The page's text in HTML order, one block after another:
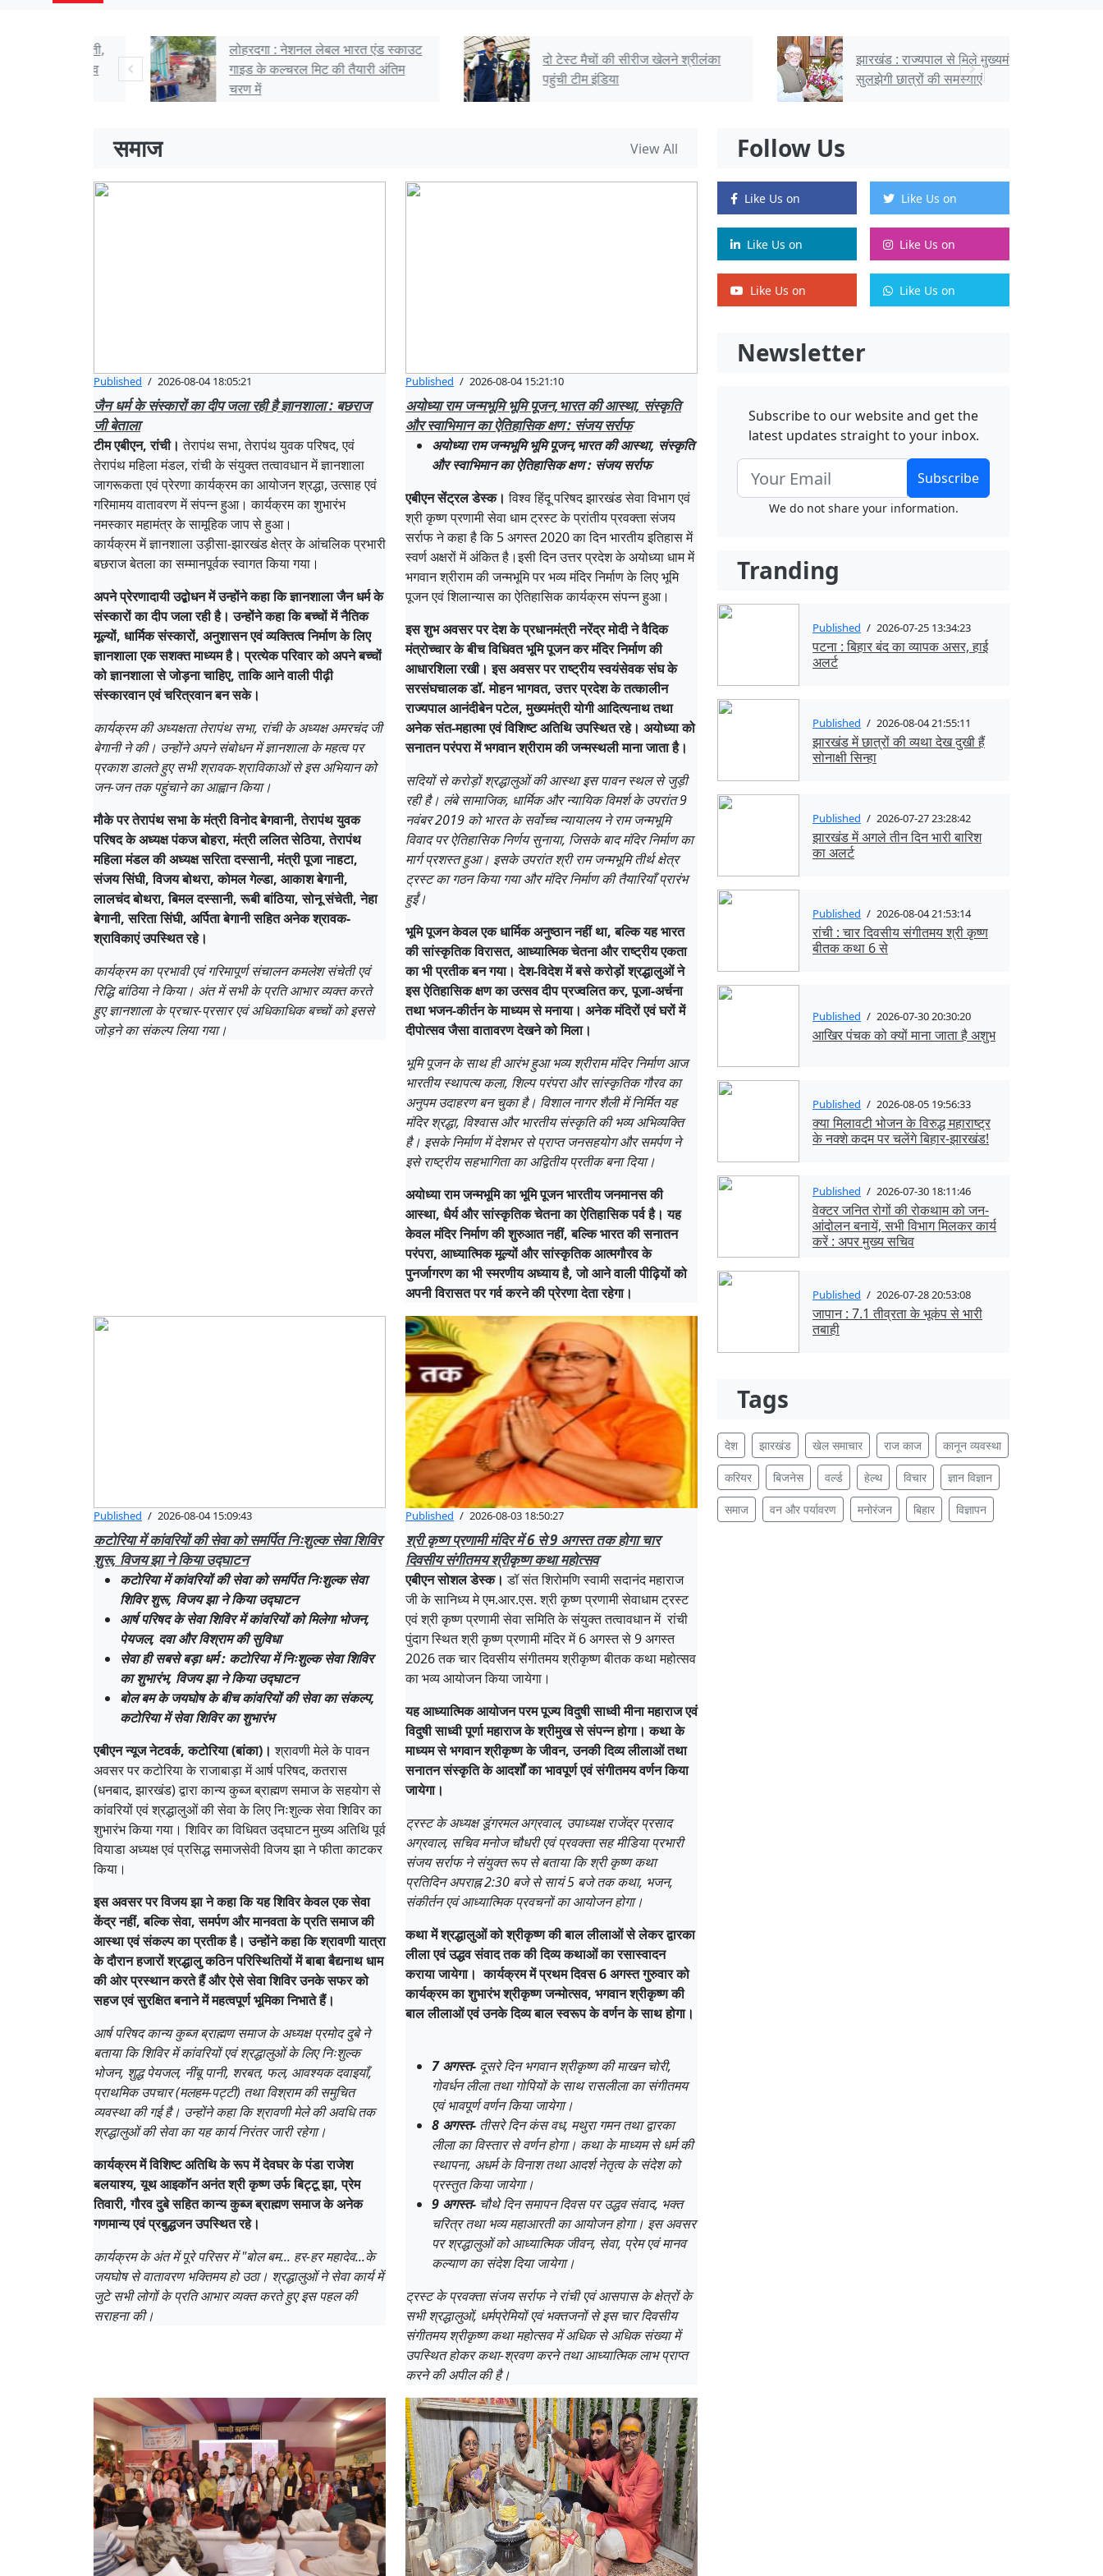
लोहरदगा : नेशनल लेबल भारत एंड स्काउट
गाइड के कल्चरल मिट की तैयारी अंतिम
चरण में
दो टेस्ट मैचों की सीरीज खेलने श्रीलंका
पहुंची टीम इंडिया
झारखंड : राज्यपाल से मिले मुख्यमंत्री, क्या
सुलझेगी छात्रों की समस्याएं
समाज View All
Published / 2026-08-04 18:05:21
जैन धर्म के संस्कारों का दीप जला रही है ज्ञानशाला : बछराज
जी बेताला
टीम एबीएन, रांची।तेरापंथ सभा, तेरापंथ युवक परिषद, एवं
तेरापंथ महिला मंडल, रांची के संयुक्त तत्वावधान में ज्ञानशाला
जागरूकता एवं प्रेरणा कार्यक्रम का आयोजन श्रद्धा, उत्साह एवं
गरिमामय वातावरण में संपन्न हुआ। कार्यक्रम का शुभारंभ
नमस्कार महामंत्र के सामूहिक जाप से हुआ।
कार्यक्रम में ज्ञानशाला उड़ीसा-झारखंड क्षेत्र के आंचलिक प्रभारी
बछराज बेतला का सम्मानपूर्वक स्वागत किया गया।
अपने प्रेरणादायी उद्बोधन में उन्होंने कहा कि ज्ञानशाला जैन धर्म के
संस्कारों का दीप जला रही है। उन्होंने कहा कि बच्चों में नैतिक
मूल्यों, धार्मिक संस्कारों, अनुशासन एवं व्यक्तित्व निर्माण के लिए
ज्ञानशाला एक सशक्त माध्यम है। प्रत्येक परिवार को अपने बच्चों
को ज्ञानशाला से जोड़ना चाहिए, ताकि आने वाली पीढ़ी
संस्कारवान एवं चरित्रवान बन सके।
कार्यक्रम की अध्यक्षता तेरापंथ सभा, रांची के अध्यक्ष अमरचंद जी
बेगानी ने की। उन्होंने अपने संबोधन में ज्ञानशाला के महत्व पर
प्रकाश डालते हुए सभी श्रावक-श्राविकाओं से इस अभियान को
जन-जन तक पहुंचाने का आह्वान किया।
मौके पर तेरापंथ सभा के मंत्री विनोद बेगवानी, तेरापंथ युवक
परिषद के अध्यक्ष पंकज बोहरा, मंत्री ललित सेठिया, तेरापंथ
महिला मंडल की अध्यक्ष सरिता दस्सानी, मंत्री पूजा नाहटा,
संजय सिंघी, विजय बोथरा, कोमल गेल्डा, आकाश बेगानी,
लालचंद बोथरा, बिमल दस्सानी, रूबी बांठिया, सोनू संचेती, नेहा
बेगानी, सरिता सिंघी, अर्पिता बेगानी सहित अनेक श्रावक-
श्राविकाएं उपस्थित रहे।
कार्यक्रम का प्रभावी एवं गरिमापूर्ण संचालन कमलेश संचेती एवं
रिद्धि बांठिया ने किया। अंत में सभी के प्रति आभार व्यक्त करते
हुए ज्ञानशाला के प्रचार-प्रसार एवं अधिकाधिक बच्चों को इससे
जोड़ने का संकल्प लिया गया।
Published / 2026-08-04 15:21:10
अयोध्या राम जन्मभूमि भूमि पूजन,भारत की आस्था, संस्कृति
और स्वाभिमान का ऐतिहासिक क्षण : संजय सर्राफ
अयोध्या राम जन्मभूमि भूमि पूजन,भारत की आस्था, संस्कृति
और स्वाभिमान का ऐतिहासिक क्षण : संजय सर्राफ
एबीएन सेंट्रल डेस्क।विश्व हिंदू परिषद झारखंड सेवा विभाग एवं
श्री कृष्ण प्रणामी सेवा धाम ट्रस्ट के प्रांतीय प्रवक्ता संजय
सर्राफ ने कहा है कि 5 अगस्त 2020 का दिन भारतीय इतिहास में
स्वर्ण अक्षरों में अंकित है।इसी दिन उत्तर प्रदेश के अयोध्या धाम में
भगवान श्रीराम की जन्मभूमि पर भव्य मंदिर निर्माण के लिए भूमि
पूजन एवं शिलान्यास का ऐतिहासिक कार्यक्रम संपन्न हुआ।
इस शुभ अवसर पर देश के प्रधानमंत्री नरेंद्र मोदी ने वैदिक
मंत्रोच्चार के बीच विधिवत भूमि पूजन कर मंदिर निर्माण की
आधारशिला रखी। इस अवसर पर राष्ट्रीय स्वयंसेवक संघ के
सरसंघचालक डॉ. मोहन भागवत, उत्तर प्रदेश के तत्कालीन
राज्यपाल आनंदीबेन पटेल, मुख्यमंत्री योगी आदित्यनाथ तथा
अनेक संत-महात्मा एवं विशिष्ट अतिथि उपस्थित रहे। अयोध्या को
सनातन परंपरा में भगवान श्रीराम की जन्मस्थली माना जाता है।
सदियों से करोड़ों श्रद्धालुओं की आस्था इस पावन स्थल से जुड़ी
रही है। लंबे सामाजिक, धार्मिक और न्यायिक विमर्श के उपरांत 9
नवंबर 2019 को भारत के सर्वोच्च न्यायालय ने राम जन्मभूमि
विवाद पर ऐतिहासिक निर्णय सुनाया, जिसके बाद मंदिर निर्माण का
मार्ग प्रशस्त हुआ। इसके उपरांत श्री राम जन्मभूमि तीर्थ क्षेत्र
ट्रस्ट का गठन किया गया और मंदिर निर्माण की तैयारियाँ प्रारंभ
हुईं।
भूमि पूजन केवल एक धार्मिक अनुष्ठान नहीं था, बल्कि यह भारत
की सांस्कृतिक विरासत, आध्यात्मिक चेतना और राष्ट्रीय एकता
का भी प्रतीक बन गया। देश-विदेश में बसे करोड़ों श्रद्धालुओं ने
इस ऐतिहासिक क्षण का उत्सव दीप प्रज्वलित कर, पूजा-अर्चना
तथा भजन-कीर्तन के माध्यम से मनाया। अनेक मंदिरों एवं घरों में
दीपोत्सव जैसा वातावरण देखने को मिला।
भूमि पूजन के साथ ही आरंभ हुआ भव्य श्रीराम मंदिर निर्माण आज
भारतीय स्थापत्य कला, शिल्प परंपरा और सांस्कृतिक गौरव का
अनुपम उदाहरण बन चुका है। विशाल नागर शैली में निर्मित यह
मंदिर श्रद्धा, विश्वास और भारतीय संस्कृति की भव्य अभिव्यक्ति
है। इसके निर्माण में देशभर से प्राप्त जनसहयोग और समर्पण ने
इसे राष्ट्रीय सहभागिता का अद्वितीय प्रतीक बना दिया।
अयोध्या राम जन्मभूमि का भूमि पूजन भारतीय जनमानस की
आस्था, धैर्य और सांस्कृतिक चेतना का ऐतिहासिक पर्व है। यह
केवल मंदिर निर्माण की शुरुआत नहीं, बल्कि भारत की सनातन
परंपरा, आध्यात्मिक मूल्यों और सांस्कृतिक आत्मगौरव के
पुनर्जागरण का भी स्मरणीय अध्याय है, जो आने वाली पीढ़ियों को
अपनी विरासत पर गर्व करने की प्रेरणा देता रहेगा।
Published / 2026-08-04 15:09:43
कटोरिया में कांवरियों की सेवा को समर्पित निःशुल्क सेवा शिविर
शुरू, विजय झा ने किया उद्घाटन
कटोरिया में कांवरियों की सेवा को समर्पित निःशुल्क सेवा
शिविर शुरू, विजय झा ने किया उद्घाटन
आर्ष परिषद के सेवा शिविर में कांवरियों को मिलेगा भोजन,
पेयजल, दवा और विश्राम की सुविधा
सेवा ही सबसे बड़ा धर्म : कटोरिया में निःशुल्क सेवा शिविर
का शुभारंभ, विजय झा ने किया उद्घाटन
बोल बम के जयघोष के बीच कांवरियों की सेवा का संकल्प,
कटोरिया में सेवा शिविर का शुभारंभ
एबीएन न्यूज नेटवर्क, कटोरिया (बांका)। श्रावणी मेले के पावन
अवसर पर कटोरिया के राजाबाड़ा में आर्ष परिषद, कतरास
(धनबाद, झारखंड) द्वारा कान्य कुब्ज ब्राह्मण समाज के सहयोग से
कांवरियों एवं श्रद्धालुओं की सेवा के लिए निःशुल्क सेवा शिविर का
शुभारंभ किया गया। शिविर का विधिवत उद्घाटन मुख्य अतिथि पूर्व
वियाडा अध्यक्ष एवं प्रसिद्ध समाजसेवी विजय झा ने फीता काटकर
किया।
इस अवसर पर विजय झा ने कहा कि यह शिविर केवल एक सेवा
केंद्र नहीं, बल्कि सेवा, समर्पण और मानवता के प्रति समाज की
आस्था एवं संकल्प का प्रतीक है। उन्होंने कहा कि श्रावणी यात्रा
के दौरान हजारों श्रद्धालु कठिन परिस्थितियों में बाबा बैद्यनाथ धाम
की ओर प्रस्थान करते हैं और ऐसे सेवा शिविर उनके सफर को
सहज एवं सुरक्षित बनाने में महत्वपूर्ण भूमिका निभाते हैं।
आर्ष परिषद कान्य कुब्ज ब्राह्मण समाज के अध्यक्ष प्रमोद दुबे ने
बताया कि शिविर में कांवरियों एवं श्रद्धालुओं के लिए निःशुल्क
भोजन, शुद्ध पेयजल, नींबू पानी, शरबत, फल, आवश्यक दवाइयाँ,
प्राथमिक उपचार (मलहम-पट्टी) तथा विश्राम की समुचित
व्यवस्था की गई है। उन्होंने कहा कि श्रावणी मेले की अवधि तक
श्रद्धालुओं की सेवा का यह कार्य निरंतर जारी रहेगा।
कार्यक्रम में विशिष्ट अतिथि के रूप में देवघर के पंडा राजेश
बलयाश्य, यूथ आइकॉन अनंत श्री कृष्ण उर्फ बिट्टू झा, प्रेम
तिवारी, गौरव दुबे सहित कान्य कुब्ज ब्राह्मण समाज के अनेक
गणमान्य एवं प्रबुद्धजन उपस्थित रहे।
कार्यक्रम के अंत में पूरे परिसर में "बोल बम... हर-हर महादेव...के
जयघोष से वातावरण भक्तिमय हो उठा। श्रद्धालुओं ने सेवा कार्य में
जुटे सभी लोगों के प्रति आभार व्यक्त करते हुए इस पहल की
सराहना की।
Published / 2026-08-03 18:50:27
श्री कृष्ण प्रणामी मंदिर में 6 से 9 अगस्त तक होगा चार
दिवसीय संगीतमय श्रीकृष्ण कथा महोत्सव
एबीएन सोशल डेस्क। डॉ संत शिरोमणि स्वामी सदानंद महाराज
जी के सानिध्य मे एम.आर.एस. श्री कृष्ण प्रणामी सेवाधाम ट्रस्ट
एवं श्री कृष्ण प्रणामी सेवा समिति के संयुक्त तत्वावधान में रांची
पुंदाग स्थित श्री कृष्ण प्रणामी मंदिर में 6 अगस्त से 9 अगस्त
2026 तक चार दिवसीय संगीतमय श्रीकृष्ण बीतक कथा महोत्सव
का भव्य आयोजन किया जायेगा।
यह आध्यात्मिक आयोजन परम पूज्य विदुषी साध्वी मीना महाराज एवं
विदुषी साध्वी पूर्णा महाराज के श्रीमुख से संपन्न होगा। कथा के
माध्यम से भगवान श्रीकृष्ण के जीवन, उनकी दिव्य लीलाओं तथा
सनातन संस्कृति के आदर्शों का भावपूर्ण एवं संगीतमय वर्णन किया
जायेगा।
ट्रस्ट के अध्यक्ष डूंगरमल अग्रवाल, उपाध्यक्ष राजेंद्र प्रसाद
अग्रवाल, सचिव मनोज चौधरी एवं प्रवक्ता सह मीडिया प्रभारी
संजय सर्राफ ने संयुक्त रूप से बताया कि श्री कृष्ण कथा
प्रतिदिन अपराह्न 2:30 बजे से सायं 5 बजे तक कथा, भजन,
संकीर्तन एवं आध्यात्मिक प्रवचनों का आयोजन होगा।
कथा में श्रद्धालुओं को श्रीकृष्ण की बाल लीलाओं से लेकर द्वारका
लीला एवं उद्धव संवाद तक की दिव्य कथाओं का रसास्वादन
कराया जायेगा। कार्यक्रम में प्रथम दिवस 6 अगस्त गुरुवार को
कार्यक्रम का शुभारंभ श्रीकृष्ण जन्मोत्सव, भगवान श्रीकृष्ण की
बाल लीलाओं एवं उनके दिव्य बाल स्वरूप के वर्णन के साथ होगा।
7 अगस्त- दूसरे दिन भगवान श्रीकृष्ण की माखन चोरी,
गोवर्धन लीला तथा गोपियों के साथ रासलीला का संगीतमय
एवं भावपूर्ण वर्णन किया जायेगा।
8 अगस्त- तीसरे दिन कंस वध, मथुरा गमन तथा द्वारका
लीला का विस्तार से वर्णन होगा। कथा के माध्यम से धर्म की
स्थापना, अधर्म के विनाश तथा आदर्श नेतृत्व के संदेश को
प्रस्तुत किया जायेगा।
9 अगस्त- चौथे दिन समापन दिवस पर उद्धव संवाद, भक्त
चरित्र तथा भव्य महाआरती का आयोजन होगा। इस अवसर
पर श्रद्धालुओं को आध्यात्मिक जीवन, सेवा, प्रेम एवं मानव
कल्याण का संदेश दिया जायेगा।
ट्रस्ट के प्रवक्ता संजय सर्राफ ने रांची एवं आसपास के क्षेत्रों के
सभी श्रद्धालुओं, धर्मप्रेमियों एवं भक्तजनों से इस चार दिवसीय
संगीतमय श्रीकृष्ण कथा महोत्सव में अधिक से अधिक संख्या में
उपस्थित होकर कथा-श्रवण करने तथा आध्यात्मिक लाभ प्राप्त
करने की अपील की है।
Follow Us
Like Us on Like Us on
Like Us on Like Us on
Like Us on Like Us on
Newsletter
Subscribe to our website and get the
latest updates straight to your inbox.
Subscribe
We do not share your information.
Tranding
Published / 2026-07-25 13:34:23
पटना : बिहार बंद का व्यापक असर, हाई
अलर्ट
Published / 2026-08-04 21:55:11
झारखंड में छात्रों की व्यथा देख दुखी हैं
सोनाक्षी सिन्हा
Published / 2026-07-27 23:28:42
झारखंड में अगले तीन दिन भारी बारिश
का अलर्ट
Published / 2026-08-04 21:53:14
रांची : चार दिवसीय संगीतमय श्री कृष्ण
बीतक कथा 6 से
Published / 2026-07-30 20:30:20
आखिर पंचक को क्यों माना जाता है अशुभ
Published / 2026-08-05 19:56:33
क्या मिलावटी भोजन के विरुद्ध महाराष्ट्र
के नक्शे कदम पर चलेंगे बिहार-झारखंड!
Published / 2026-07-30 18:11:46
वेक्टर जनित रोगों की रोकथाम को जन-
आंदोलन बनायें, सभी विभाग मिलकर कार्य
करें : अपर मुख्य सचिव
Published / 2026-07-28 20:53:08
जापान : 7.1 तीव्रता के भूकंप से भारी
तबाही
Tags
देश झारखंड खेल समाचार राज काज कानून व्यवस्था
करियर बिजनेस वर्ल्ड हेल्थ विचार ज्ञान विज्ञान
समाज वन और पर्यावरण मनोरंजन बिहार विज्ञापन